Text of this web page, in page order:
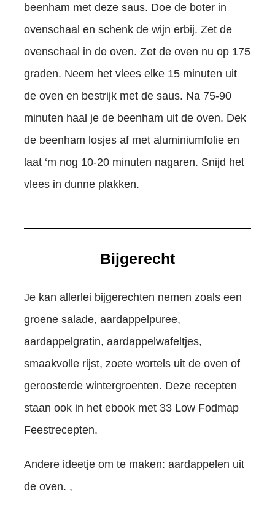
beenham met deze saus. Doe de boter in
ovenschaal en schenk de wijn erbij. Zet de
ovenschaal in de oven. Zet de oven nu op 175
graden. Neem het vlees elke 15 minuten uit
de oven en bestrijk met de saus. Na 75-90
minuten haal je de beenham uit de oven. Dek
de beenham losjes af met aluminiumfolie en
laat ‘m nog 10-20 minuten nagaren. Snijd het
vlees in dunne plakken.
Bijgerecht
Je kan allerlei bijgerechten nemen zoals een
groene salade, aardappelpuree,
aardappelgratin, aardappelwafeltjes,
smaakvolle rijst, zoete wortels uit de oven of
geroosterde wintergroenten. Deze recepten
staan ook in het ebook met 33 Low Fodmap
Feestrecepten.
Andere ideetje om te maken: aardappelen uit
de oven. ,